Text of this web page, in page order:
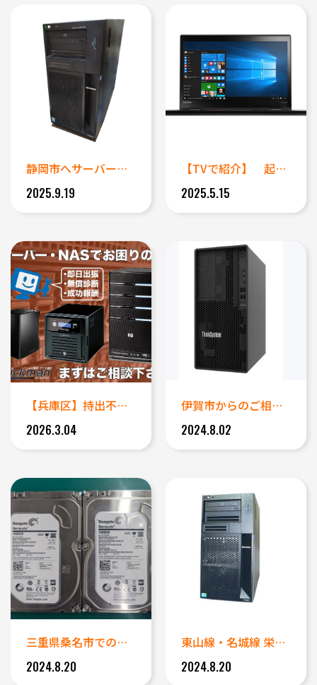
静岡市へサーバーの緊急出張デー...
2025.9.19
【TVで紹介】 起動できなくな...
2025.5.15
【兵庫区】持出不可のサーバー・...
2026.3.04
伊賀市からのご相談 修理できな...
2024.8.02
三重県桑名市での特急データ復旧...
2024.8.20
東山線・名城線 栄駅近くへ出張...
2024.8.20